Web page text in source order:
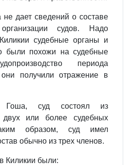
дает сведений о составе
судов. Надо
судебные органы и
были похожи на судебные
периода
они получили отражение в
Гоша, суд состоял из
двух или более судебных
образом, суд имел
обычно из трех членов.
Киликии были: